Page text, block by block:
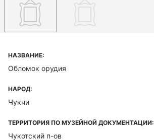
НАЗВАНИЕ:
Обломок орудия
НАРОД:
Чукчи
ТЕРРИТОРИЯ ПО МУЗЕЙНОЙ ДОКУМЕНТАЦИИ:
Чукотский п-ов